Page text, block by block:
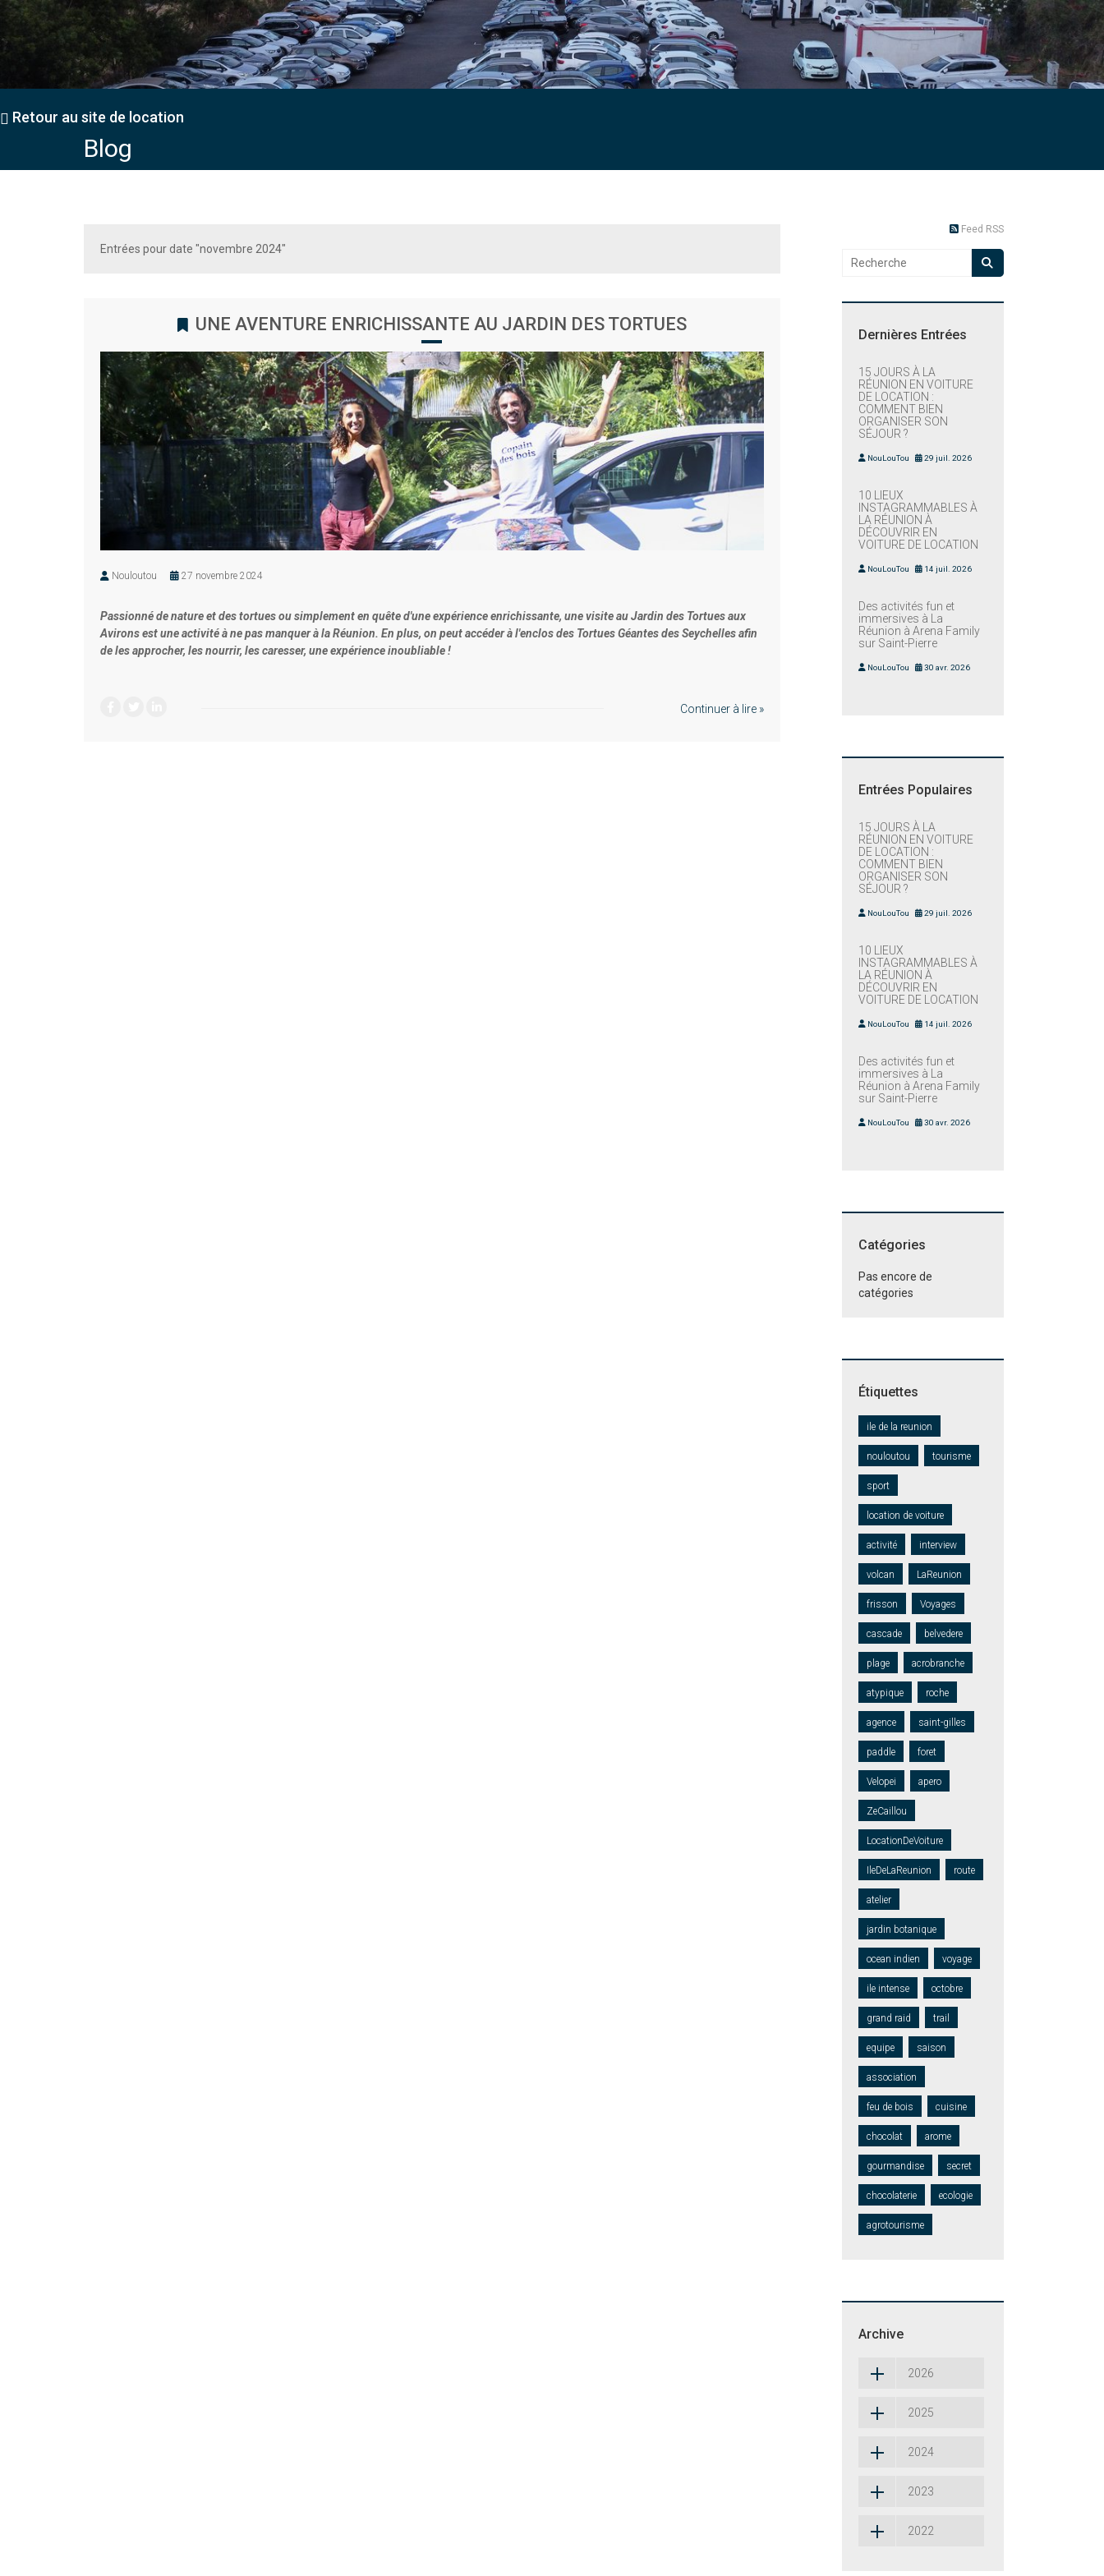
Retour au site de location
Blog
Entrées pour date "novembre 2024"
UNE AVENTURE ENRICHISSANTE AU JARDIN DES TORTUES
Nouloutou 27 novembre 2024
Passionné de nature et des tortues ou simplement en quête d'une expérience enrichissante, une visite au Jardin des Tortues aux
Avirons est une activité à ne pas manquer à la Réunion. En plus, on peut accéder à l'enclos des Tortues Géantes des Seychelles afin
de les approcher, les nourrir, les caresser, une expérience inoubliable !
Continuer à lire »
Feed RSS
Dernières Entrées
15 JOURS À LA
RÉUNION EN VOITURE
DE LOCATION :
COMMENT BIEN
ORGANISER SON
SÉJOUR ?
NouLouTou 29 juil. 2026
10 LIEUX
INSTAGRAMMABLES À
LA RÉUNION À
DÉCOUVRIR EN
VOITURE DE LOCATION
NouLouTou 14 juil. 2026
Des activités fun et
immersives à La
Réunion à Arena Family
sur Saint-Pierre
NouLouTou 30 avr. 2026
Entrées Populaires
15 JOURS À LA
RÉUNION EN VOITURE
DE LOCATION :
COMMENT BIEN
ORGANISER SON
SÉJOUR ?
NouLouTou 29 juil. 2026
10 LIEUX
INSTAGRAMMABLES À
LA RÉUNION À
DÉCOUVRIR EN
VOITURE DE LOCATION
NouLouTou 14 juil. 2026
Des activités fun et
immersives à La
Réunion à Arena Family
sur Saint-Pierre
NouLouTou 30 avr. 2026
Catégories
Pas encore de
catégories
Étiquettes
ile de la reunion
nouloutou tourisme
sport
location de voiture
activité interview
volcan LaReunion
frisson Voyages
cascade belvedere
plage acrobranche
atypique roche
agence saint-gilles
paddle foret
Velopei apero
ZeCaillou
LocationDeVoiture
IleDeLaReunion route
atelier
jardin botanique
ocean indien voyage
ile intense octobre
grand raid trail
equipe saison
association
feu de bois cuisine
chocolat arome
gourmandise secret
chocolaterie ecologie
agrotourisme
Archive
2026
2025
2024
2023
2022